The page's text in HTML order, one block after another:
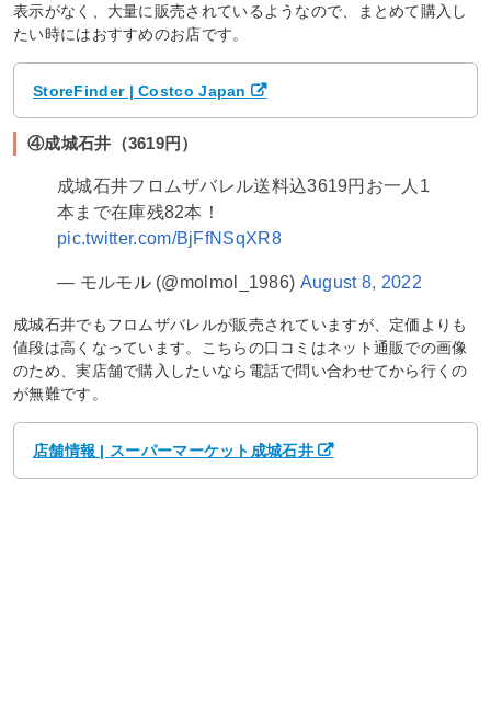
表示がなく、大量に販売されているようなので、まとめて購入し
たい時にはおすすめのお店です。
StoreFinder | Costco Japan
④成城石井（3619円）
成城石井フロムザバレル送料込3619円お一人1
本まで在庫残82本！
pic.twitter.com/BjFfNSqXR8
— モルモル (@molmol_1986) August 8, 2022
成城石井でもフロムザバレルが販売されていますが、定価よりも
値段は高くなっています。こちらの口コミはネット通販での画像
のため、実店舗で購入したいなら電話で問い合わせてから行くの
が無難です。
店舗情報 | スーパーマーケット成城石井